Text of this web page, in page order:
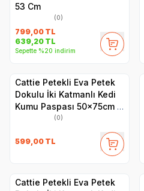
53 Cm
(0)
799,00 TL
639,20 TL
Sepette %20 indirim
Cattie Petekli Eva Petek
Dokulu İki Katmanlı Kedi
Kumu Paspası 50x75cm -
(0)
599,00 TL
Cattie Petekli Eva Petek